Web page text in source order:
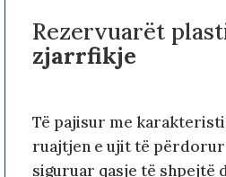
Rezervuarët
zjarrfikje
Të pajisur me
ruajtjen e ujit të
siguruar qasje të shpejtë